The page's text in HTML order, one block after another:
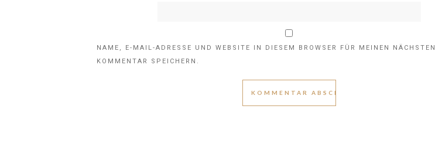
NAME, E-MAIL-ADRESSE UND WEBSITE IN DIESEM BROWSER FÜR MEINEN NÄCHSTEN
KOMMENTAR SPEICHERN.